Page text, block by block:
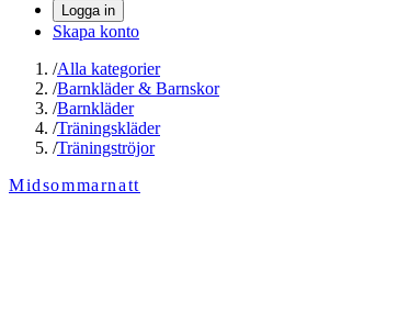
Logga in
Skapa konto
/Alla kategorier
/Barnkläder & Barnskor
/Barnkläder
/Träningskläder
/Träningströjor
Midsommarnatt